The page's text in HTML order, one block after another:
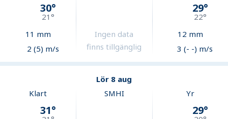
30°
21°
11 mm
2 (5) m/s
Ingen data
finns tillgänglig
29°
22°
12 mm
3 (- -) m/s
Lör 8 aug
Klart
31°
SMHI Yr
29°